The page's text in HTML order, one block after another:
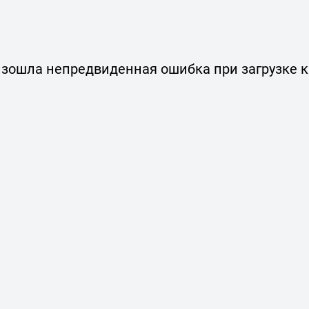
непредвиденная ошибка при загрузке